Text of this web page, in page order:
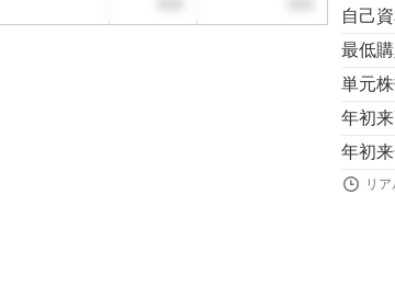
自己
最低
単元
年初
年初
リ